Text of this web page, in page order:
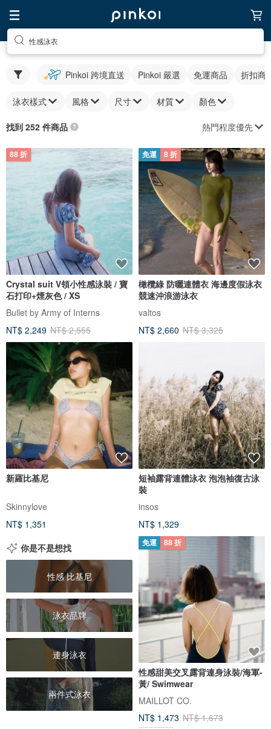
性感泳衣
Pinkoi 跨境直送 Pinkoi 嚴選 免運商品 折扣商
泳衣樣式 風格 尺寸 材質 顏色
找到 252 件商品 熱門程度優先
88 折
Crystal suit V領小性感泳裝 / 寶
石打印+煙灰色 / XS
Bullet by Army of Interns
NT$ 2,249 NT$ 2,555
免運 8 折
橄欖綠 防曬連體衣 海邊度假泳衣
競速沖浪游泳衣
valtos
NT$ 2,660 NT$ 3,325
新羅比基尼
Skinnylove
NT$ 1,351
短袖露背連體泳衣 泡泡袖復古泳
裝
insos
NT$ 1,329
你是不是想找
性感 比基尼
泳衣品牌
連身泳衣
兩件式泳衣
免運 88 折
性感甜美交叉露背連身泳裝/海軍-
黃/ Swimwear
MAILLOT CO.
NT$ 1,473 NT$ 1,673